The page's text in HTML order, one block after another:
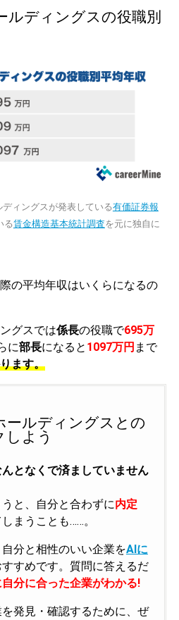
ルディングスの役職別
ィングスが発表している有価証券報
る賃金構造基本統計調査を元に独自に
の平均年収はいくらになるの
グスでは係長の役職で695万
に部長になると 1097万円 まで
ます。
ールディングスとの
しよう
となくで済ましていません
と、自分と合わずに内定
まうことも……。
分と相性のいい企業をAIに
すめです。質問に答えるだ
分に合った企業がわかる!
発見・確認するために、ぜ